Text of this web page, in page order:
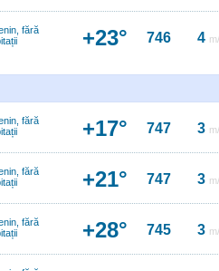
fără
+23° 746 4
fără
+17° 747 3
fără
+21° 747 3
fără
+28° 745 3